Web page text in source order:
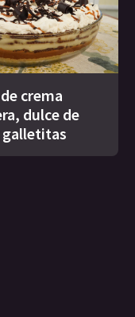
crema
dulce de
galletitas